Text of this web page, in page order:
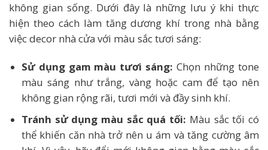
không gian sống. Dưới đây là những lưu ý khi thực
hiện theo cách làm tăng dương khí trong nhà bằng
việc decor nhà cửa với màu sắc tươi sáng:
Sử dụng gam màu tươi sáng:Chọn những tone
màu sáng như trắng, vàng hoặc cam để tạo nên
không gian rộng rãi, tươi mới và đầy sinh khí.
Tránh sử dụng màu sắc quá tối: Màu sắc tối có
thể khiến căn nhà trở nên u ám và tăng cường âm